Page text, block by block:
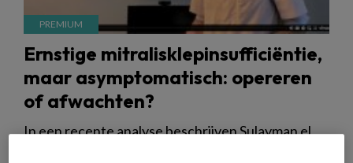
Ernstige mitralisklepinsufficiëntie,
maar asymptomatisch: opereren
of afwachten?
In een recente analyse beschrijven Sulayman el